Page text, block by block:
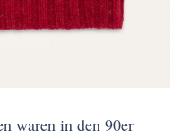
waren in den 90er